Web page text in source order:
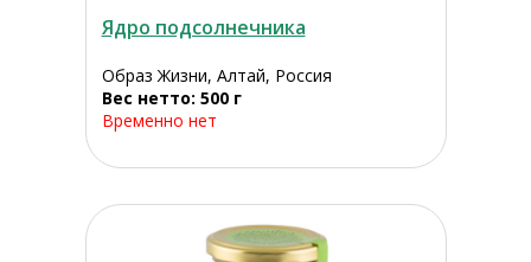
Ядро подсолнечника
Образ Жизни, Алтай, Россия
Вес нетто: 500 г
Временно нет